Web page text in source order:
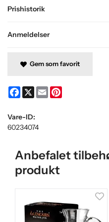
Prishistorik
Anmeldelser
Gem som favorit
Facebook
X Email
Vare-ID:
60234074
Anbefalet
produkt